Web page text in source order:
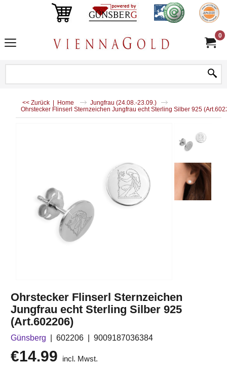
0
<< Zurück | Home
Jungfrau (24.08.-23.09.)
Ohrstecker Flinserl Sternzeichen Jungfrau echt Sterling Silber 925
Ohrstecker Flinserl Sternzeichen
Jungfrau echt Sterling Silber 925
(Art.602206)
Günsberg 602206 9009187036384
€14.99
incl. Mwst.